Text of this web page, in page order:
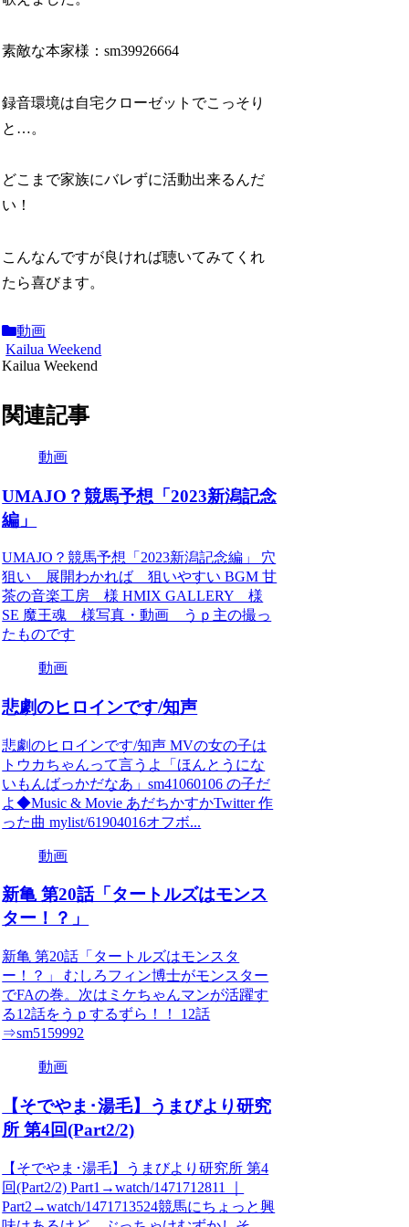
素敵な本家様：sm39926664
録音環境は自宅クローゼットでこっそり
と…。
どこまで家族にバレずに活動出来るんだ
い！
こんなんですが良ければ聴いてみてくれ
たら喜びます。
動画
Kailua Weekend
Kailua Weekend
関連記事
動画
UMAJO？競馬予想「2023新潟記念
編」
UMAJO？競馬予想「2023新潟記念編」 穴
狙い 展開わかれば 狙いやすい BGM 甘
茶の音楽工房 様 HMIX GALLERY 様
SE 魔王魂 様写真・動画 うｐ主の撮っ
たものです
動画
悲劇のヒロインです/知声
悲劇のヒロインです/知声 MVの女の子は
トウカちゃんって言うよ「ほんとうにな
いもんばっかだなあ」sm41060106 の子だ
よ◆Music & Movie あだちかすかTwitter 作
った曲 mylist/61904016オフボ...
動画
新亀 第20話「タートルズはモンス
ター！？」
新亀 第20話「タートルズはモンスタ
ー！？」 むしろフィン博士がモンスター
でFAの巻。次はミケちゃんマンが活躍す
る12話をうｐするずら！！ 12話
⇒sm5159992
動画
【そでやま･湯毛】うまびより研究
所 第4回(Part2/2)
【そでやま･湯毛】うまびより研究所 第4
回(Part2/2) Part1→watch/1471712811 ｜
Part2→watch/1471713524競馬にちょっと興